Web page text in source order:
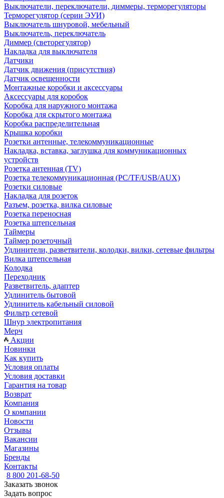
Выключатели, переключатели, диммеры, терморегуляторы
Терморегулятор (серии ЭУИ)
Выключатель шнуровой, мебельный
Выключатель, переключатель
Диммер (светорегулятор)
Накладка для выключателя
Датчики
Датчик движения (присутствия)
Датчик освещенности
Монтажные коробки и аксессуары
Аксессуары для коробок
Коробка для наружного монтажа
Коробка для скрытого монтажа
Коробка распределительная
Крышка коробки
Розетки антенные, телекоммуникационные
Накладка, вставка, заглушка для коммуникационных
устройств
Розетка антенная (TV)
Розетка телекоммуникационная (PC/TF/USB/AUX)
Розетки силовые
Накладка для розеток
Разъем, розетка, вилка силовые
Розетка переносная
Розетка штепсельная
Таймеры
Таймер розеточный
Удлинители, разветвители, колодки, вилки, сетевые фильтры
Вилка штепсельная
Колодка
Переходник
Разветвитель, адаптер
Удлинитель бытовой
Удлинитель кабельный силовой
Фильтр сетевой
Шнур электропитания
Мерч
Акции
Новинки
Как купить
Условия оплаты
Условия доставки
Гарантия на товар
Возврат
Компания
О компании
Новости
Отзывы
Вакансии
Магазины
Бренды
Контакты
8 800 201-68-50
Заказать звонок
Задать вопрос